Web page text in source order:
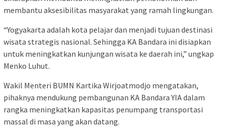
membantu aksesibilitas masyarakat yang ramah lingkungan.
“Yogyakarta adalah kota pelajar dan menjadi tujuan destinasi
wisata strategis nasional. Sehingga KA Bandara ini disiapkan
untuk meningkatkan kunjungan wisata ke daerah ini,” ungkap
Menko Luhut.
Wakil Menteri BUMN Kartika Wirjoatmodjo mengatakan,
pihaknya mendukung pembangunan KA Bandara YIA dalam
rangka meningkatkan kapasitas penumpang transportasi
massal di masa yang akan datang.